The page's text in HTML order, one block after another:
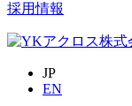
採用情報
JP
EN